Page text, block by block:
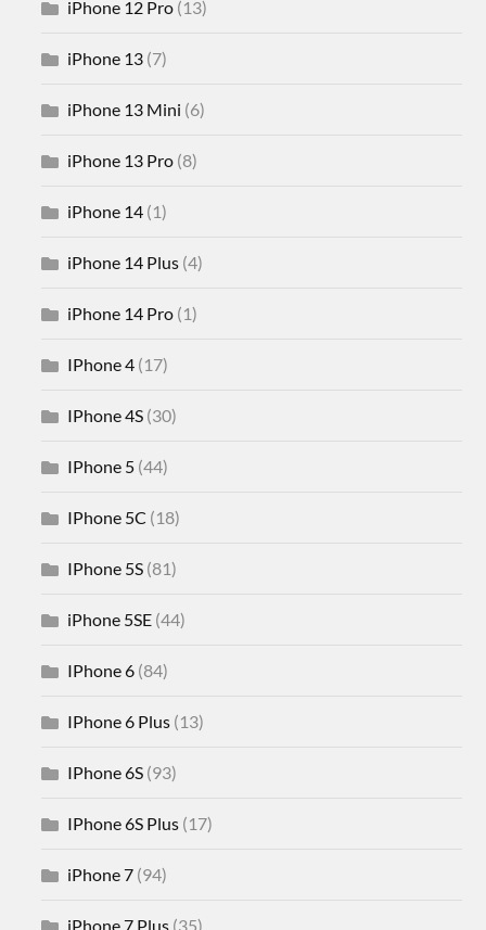
iPhone 12 Pro (13)
iPhone 13 (7)
iPhone 13 Mini (6)
iPhone 13 Pro (8)
iPhone 14 (1)
iPhone 14 Plus (4)
iPhone 14 Pro (1)
IPhone 4 (17)
IPhone 4S (30)
IPhone 5 (44)
IPhone 5C (18)
IPhone 5S (81)
iPhone 5SE (44)
IPhone 6 (84)
IPhone 6 Plus (13)
IPhone 6S (93)
IPhone 6S Plus (17)
iPhone 7 (94)
iPhone 7 Plus (35)